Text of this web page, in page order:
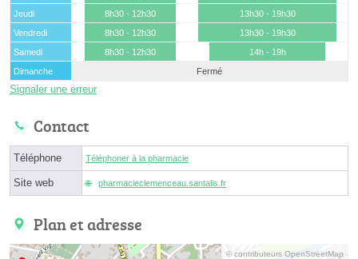
Jeudi
8h30 - 12h30
13h30 - 19h30
Vendredi
8h30 - 12h30
13h30 - 19h30
Samedi
8h30 - 12h30
14h - 19h
Dimanche
Fermé
Signaler une erreur
Contact
Téléphone Téléphoner à la pharmacie
Site web pharmacieclemenceau.santalis.fr
Plan et adresse
© contributeurs OpenStreetMap